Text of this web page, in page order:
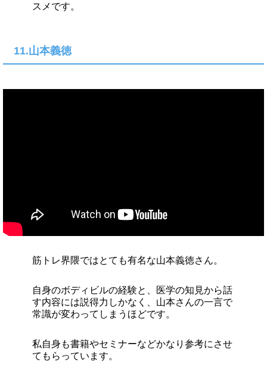
スメです。
11.山本義徳
筋トレ界隈ではとても有名な山本義徳さん。
自身のボディビルの経験と、医学の知見から話
す内容には説得力しかなく、山本さんの一言で
常識が変わってしまうほどです。
私自身も書籍やセミナーなどかなり参考にさせ
てもらっています。